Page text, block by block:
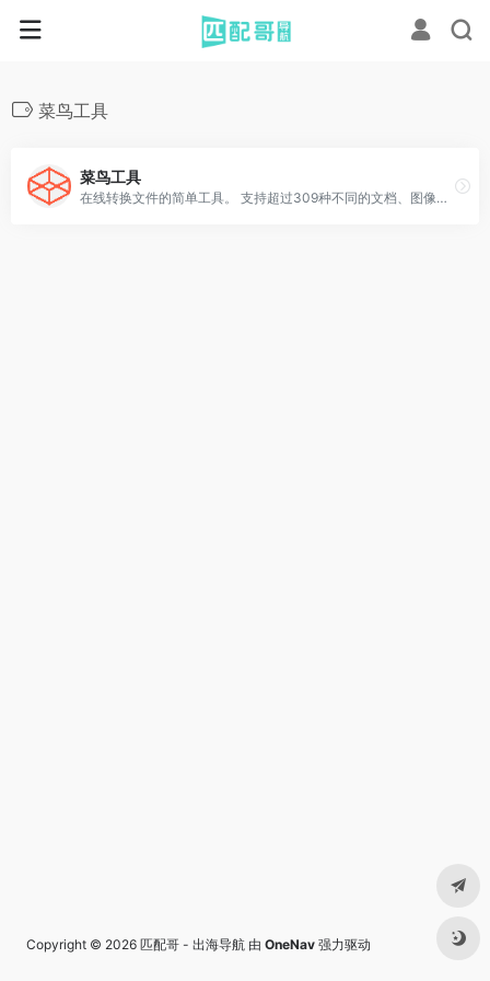
菜鸟工具
菜鸟工具
在线转换文件的简单工具。 支持超过309种不同的文档、图像、电子表格、电子书、文档、演示文稿、音频和视频格式。 可以转换视频、音频、图片、文档等。
Copyright © 2026 匹配哥 - 出海导航 由 OneNav 强力驱动